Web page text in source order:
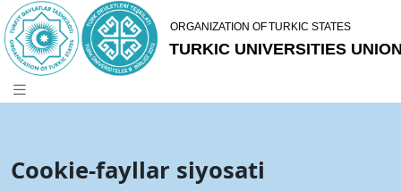
Cookie-fayllar siyosati